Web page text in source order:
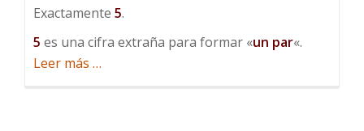
Exactamente 5.
5 es una cifra extraña para formar «un par«.
Leer más acerca
…